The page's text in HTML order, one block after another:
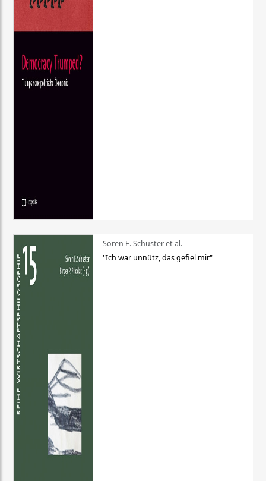
Sören E. Schuster et al.
"Ich war unnütz, das gefiel mir"